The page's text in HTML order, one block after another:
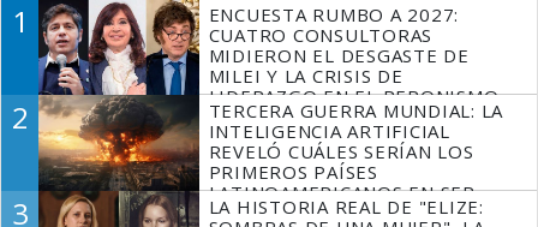
1
ENCUESTA RUMBO A 2027:
CUATRO CONSULTORAS
MIDIERON EL DESGASTE DE
MILEI Y LA CRISIS DE
LIDERAZGO EN EL PERONISMO
2
TERCERA GUERRA MUNDIAL: LA
INTELIGENCIA ARTIFICIAL
REVELÓ CUÁLES SERÍAN LOS
PRIMEROS PAÍSES
LATINOAMERICANOS EN SER
DERROTADOS
3
LA HISTORIA REAL DE "ELIZE: